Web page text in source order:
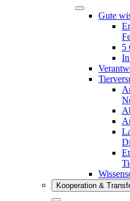
Gute
5
Kooperation &